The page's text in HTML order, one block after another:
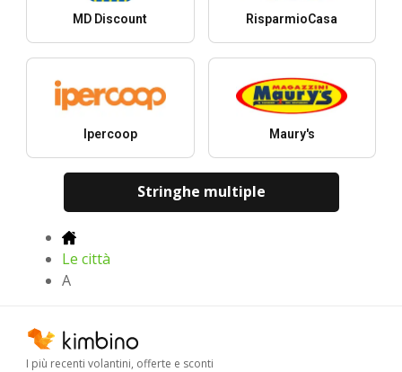
MD Discount RisparmioCasa
Ipercoop Maury's
Stringhe multiple
Le città
A
I più recenti volantini, offerte e sconti